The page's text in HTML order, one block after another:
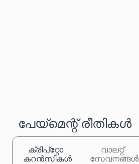
പേയ്‌മെന്റ് രീതികൾ
ക്രിപ്‌റ്റോ
കറൻസികൾ
വാലറ്റ്
സേവനങ്ങൾ